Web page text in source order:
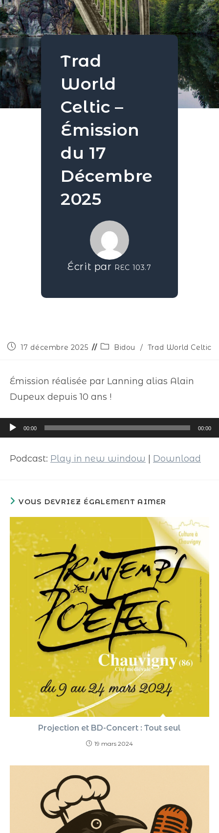
Trad
World
Celtic –
Émission
du 17
Décembre
2025
Écrit par REC 103.7
17 décembre 2025 Bidou / Trad World Celtic
Émission réalisée par Lanning alias Alain
Dupeux depuis 10 ans !
Lecteur
audio
00:00 00:00
Podcast: Play in new window Download
VOUS DEVRIEZ ÉGALEMENT AIMER
Projection et BD-Concert : Tout seul
19 mars 2024